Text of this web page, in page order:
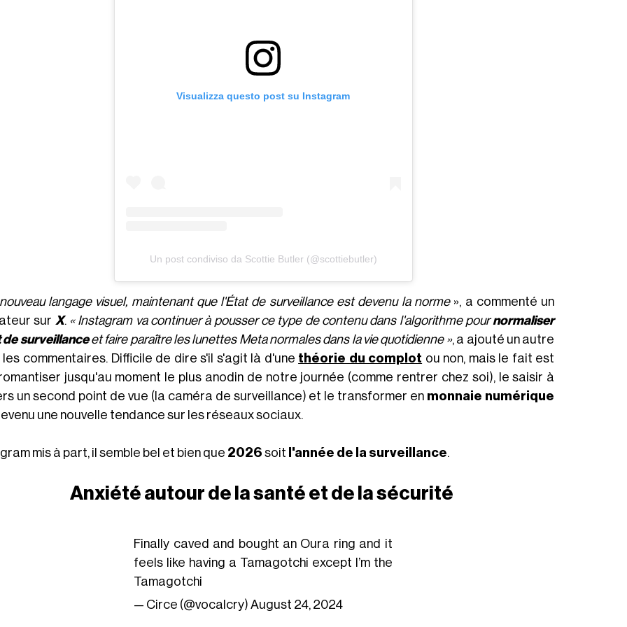
Visualizza questo post su Instagram
Un post condiviso da Scottie Butler (@scottiebutler)
langage visuel, maintenant que l'État de surveillance est devenu la norme», a commenté un
sur X. « Instagram va continuer à pousser ce type de contenu dans l'algorithme pournormaliser
de surveillanceet faire paraître les lunettes Meta normales dans la vie quotidienne », a ajouté un autre
les commentaires. Difficile de dire s'il s'agit là d'une théorie du complot ou non, mais le fait est
jusqu'au moment le plus anodin de notre journée (comme rentrer chez soi), le saisir à
un second point de vue (la caméra de surveillance) et le transformer en monnaie numérique
une nouvelle tendance sur les réseaux sociaux.
mis à part, il semble bel et bien que 2026 soit l'année de la surveillance.
Anxiété autour de la santé et de la sécurité
Finally caved and bought an Oura ring and it
feels like having a Tamagotchi except I’m the
Tamagotchi
— Circe (@vocalcry)August 24, 2024